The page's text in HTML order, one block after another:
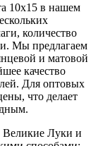
10х15 в нашем
количество
Мы предлагаем
и матовой
качество
Для оптовых
что делает
Великие Луки и